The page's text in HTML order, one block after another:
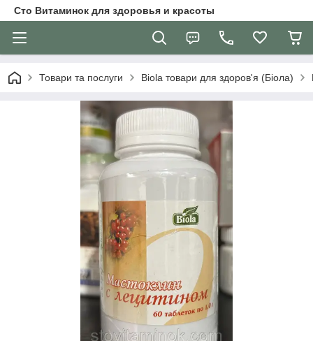
Сто Витаминок для здоровья и красоты
Товари та послуги Biola товари для здоров'я (Біола)